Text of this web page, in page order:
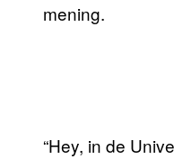
mening.
“Hey, in de